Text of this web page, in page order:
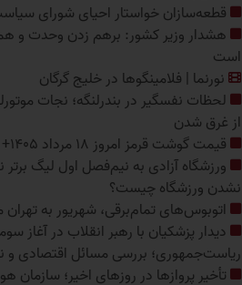
قطعه‌سازان خواستار احیای شورای
هشدار وزیر کشور: برهم زدن وحدت و
است
نورنما | فلامینگوها در خلیج گرگان
لحظات نفسگیر در بندرلنگه؛ نجات
از غرق شدن
قیمت گوشت قرمز امروز 18 مرداد 1405+ جدول قیمت ها
ورزشگاه آزادی به نیم‌فصل اول لیگ برتر
نشدن ورزشگاه چیست؟
اتوبوس‌های تمام‌برقی، شهریور به
دیدار پزشکیان با رهبر انقلاب در آغاز
ریاست‌جمهوری؛ بررسی مسائل اقتصادی و
تأخیر پروازها در روزهای اخیر؛ سازمان